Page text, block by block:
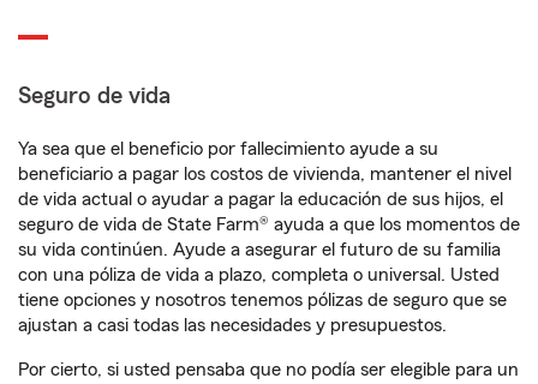
Seguro de vida
Ya sea que el beneficio por fallecimiento ayude a su
beneficiario a pagar los costos de vivienda, mantener el nivel
de vida actual o ayudar a pagar la educación de sus hijos, el
seguro de vida de State Farm® ayuda a que los momentos de
su vida continúen. Ayude a asegurar el futuro de su familia
con una póliza de vida a plazo, completa o universal. Usted
tiene opciones y nosotros tenemos pólizas de seguro que se
ajustan a casi todas las necesidades y presupuestos.
Por cierto, si usted pensaba que no podía ser elegible para un